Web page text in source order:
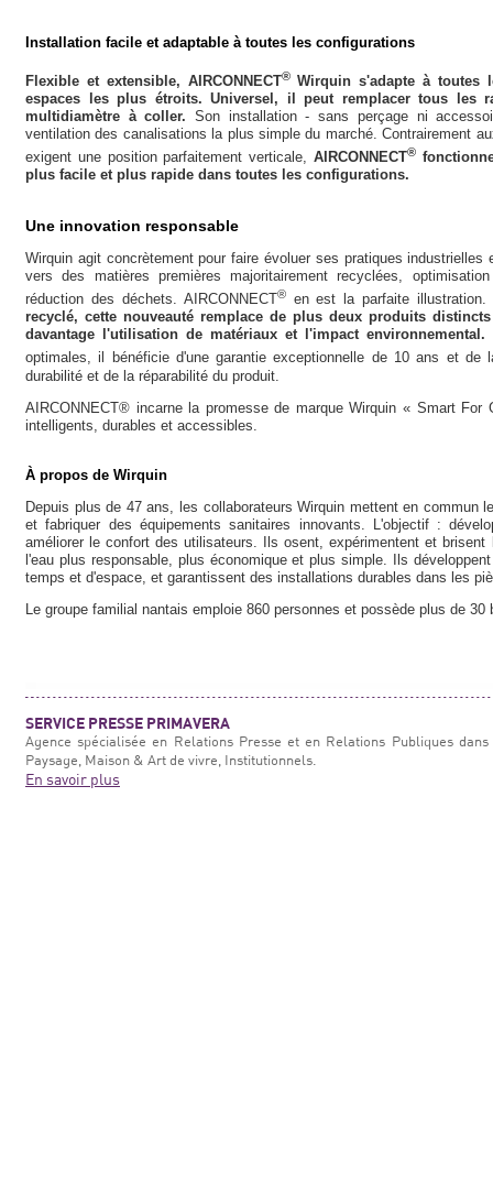
Installation facile et adaptable à toutes les configurations
Flexible et extensible, AIRCONNECT®Wirquin s'adapte à toutes
espaces les plus étroits. Universel, il peut remplacer tous les
multidiamètre à coller.Son installation - sans perçage ni
ventilation des canalisations la plus simple du marché. Contrairement
exigent une position parfaitement verticale, AIRCONNECT®
plus facile et plus rapide dans toutes les configurations.
Une innovation responsable
Wirquin agit concrètement pour faire évoluer ses pratiques
vers des matières premières majoritairement recyclées,
réduction des déchets. AIRCONNECT®en est la parfaite illustration.
recyclé, cette nouveauté remplace de plus deux produits
davantage l'utilisation de matériaux et l'impact environnemental.
optimales, il bénéficie d'une garantie exceptionnelle de 10 ans et de
durabilité et de la réparabilité du produit.
AIRCONNECT® incarne la promesse de marque Wirquin « Smart For
intelligents, durables et accessibles.
À propos de Wirquin
Depuis plus de 47 ans, les collaborateurs Wirquin mettent en commun
et fabriquer des équipements sanitaires innovants. L'objectif :
améliorer le confort des utilisateurs. Ils osent, expérimentent et
l'eau plus responsable, plus économique et plus simple. Ils
temps et d'espace, et garantissent des installations durables dans les
Le groupe familial nantais emploie 860 personnes et possède plus de 30
SERVICE PRESSE PRIMAVERA
Agence spécialisée en Relations Presse et en Relations Publiques
Paysage, Maison & Art de vivre, Institutionnels.
En savoir plus